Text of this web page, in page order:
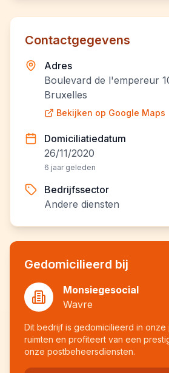
Contactgegevens
Adres
Boulevard de l'empereur
Bruxelles
Bekijken op Google Maps
Domiciliatiedatum
26/11/2020
6 jaar geleden
Bedrijfssector
Andere diensten
Gedomicilieerd bij
Monsiegesocial
Wavre
Dit bedrijf is gedomicilieerd in
ruimten en profiteert van een
onze postbeheersdiensten.